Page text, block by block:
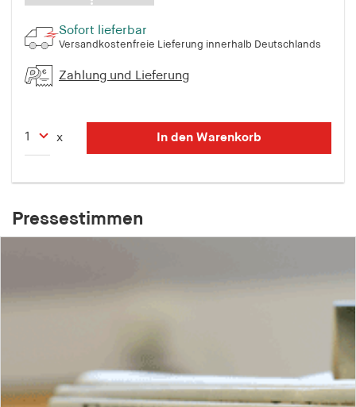
Sofort lieferbar
Versandkostenfreie Lieferung innerhalb Deutschlands
Zahlung und Lieferung
x In den Warenkorb
Pressestimmen
hamburger-edition.de
7 Tage